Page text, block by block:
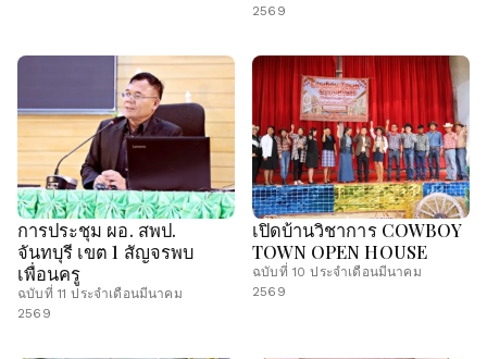
2569
การประชุม ผอ. สพป.
จันทบุรี เขต 1 สัญจรพบ
เพื่อนครู
ฉบับที่ 11 ประจำเดือนมีนาคม
2569
เปิดบ้านวิชาการ COWBOY
TOWN OPEN HOUSE
ฉบับที่ 10 ประจำเดือนมีนาคม
2569